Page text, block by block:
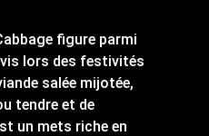
figure parmi
lors des festivités
salée mijotée,
tendre et de
un mets riche en